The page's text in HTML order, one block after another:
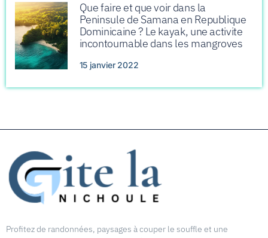
Que faire et que voir dans la
Peninsule de Samana en Republique
Dominicaine ? Le kayak, une activite
incontournable dans les mangroves
15 janvier 2022
Profitez de randonnées, paysages à couper le souffle et une